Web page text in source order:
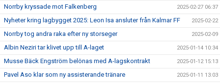
Norrby kryssade mot Falkenberg 2025-02-27 06:37
Nyheter kring lagbygget 2025: Leon Isa ansluter från Kalmar FF 2025-02-22
Norrby tog andra raka efter ny storseger 2025-02-09
Albin Neziri tar klivet upp till A-laget 2025-01-14 10:34
Musse Bäck Engström belönas med A-lagskontrakt 2025-01-12 15:13
Pavel Aso klar som ny assisterande tränare 2025-01-11 13:03